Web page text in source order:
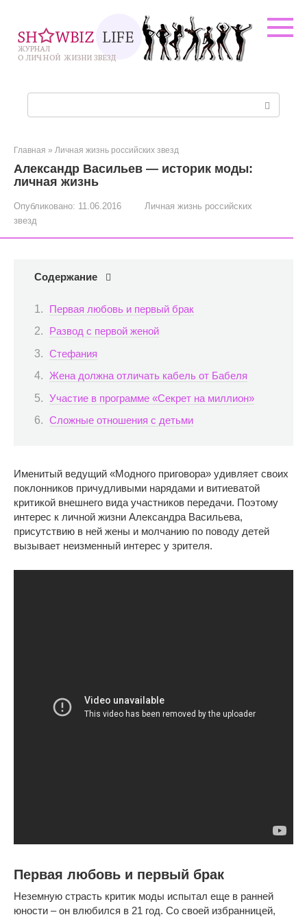
контенту
Главная » Личная жизнь российских звезд
Александр Васильев — историк моды:
личная жизнь
Опубликовано: 11.06.2016
Личная жизнь российских
звезд
Содержание
Первая любовь и первый брак
Развод с первой женой
Стефания
Жена должна отличать кабель от Бабеля
Участие в программе «Секрет на миллион»
Сложные отношения с детьми
Именитый ведущий «Модного приговора» удивляет своих
поклонников причудливыми нарядами и витиеватой
критикой внешнего вида участников передачи. Поэтому
интерес к личной жизни Александра Васильева,
присутствию в ней жены и молчанию по поводу детей
вызывает неизменный интерес у зрителя.
Первая любовь и первый брак
Неземную страсть критик моды испытал еще в ранней
юности – он влюбился в 21 год. Со своей избранницей,